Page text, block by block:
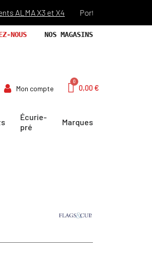
X3 et X4 Port offert dès 69€
NOUS NOS MAGASINS
Mon compte 0,00 €
Écurie-
pré
Marques